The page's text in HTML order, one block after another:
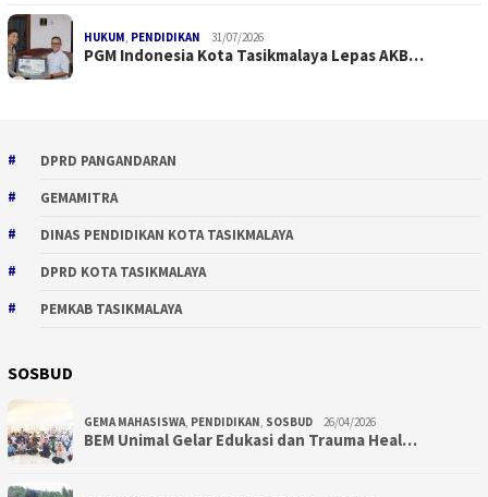
HUKUM, PENDIDIKAN 31/07/2026
PGM Indonesia Kota Tasikmalaya Lepas AKB…
DPRD PANGANDARAN
GEMAMITRA
DINAS PENDIDIKAN KOTA TASIKMALAYA
DPRD KOTA TASIKMALAYA
PEMKAB TASIKMALAYA
SOSBUD
GEMA MAHASISWA, PENDIDIKAN, SOSBUD 26/04/2026
BEM Unimal Gelar Edukasi dan Trauma Heal…